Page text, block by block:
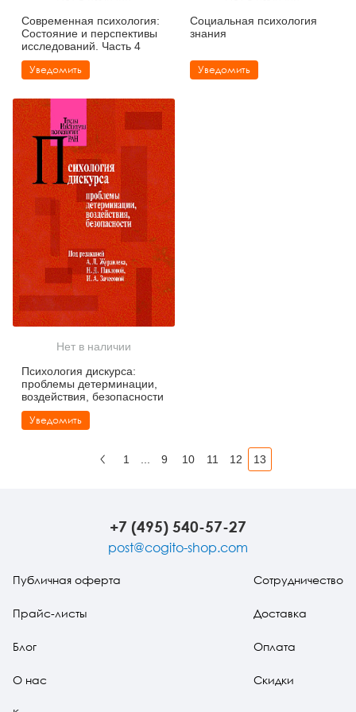
Современная психология:
Состояние и перспективы
исследований. Часть 4
Уведомить
Социальная психология
знания
Уведомить
Нет в наличии
Психология дискурса:
проблемы детерминации,
воздействия, безопасности
Уведомить
1 9 10 11 12 13
+7 (495) 540-57-27
post@cogito-shop.com
Публичная оферта
Прайс-листы
Блог
О нас
Сотрудничество
Доставка
Оплата
Скидки